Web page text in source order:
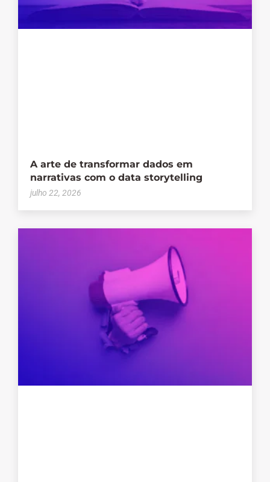
A arte de transformar dados em
narrativas com o data storytelling
julho 22, 2026